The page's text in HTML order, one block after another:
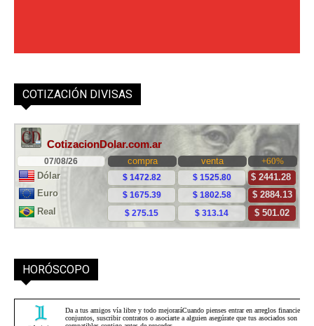
COTIZACIÓN DIVISAS
HORÓSCOPO